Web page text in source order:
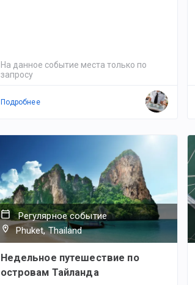
На данное событие места только по
запросу
Подробнее
Регулярное событие
Phuket, Thailand
Недельное путешествие по
островам Тайланда